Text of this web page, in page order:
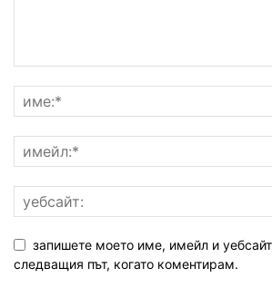
запишете моето име, имейл и
следващия път, когато коментирам.